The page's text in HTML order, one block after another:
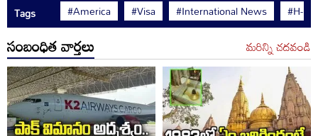
Tags #America #Visa #International News #H-
సంబంధిత వార్తలు మరిన్ని చదవండి